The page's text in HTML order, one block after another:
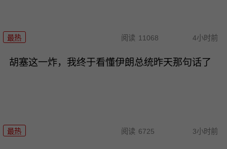
最热 阅读 11068 4小时前
胡塞这一炸，我终于看懂伊朗总统昨天那句话了
最热 阅读 6725 3小时前